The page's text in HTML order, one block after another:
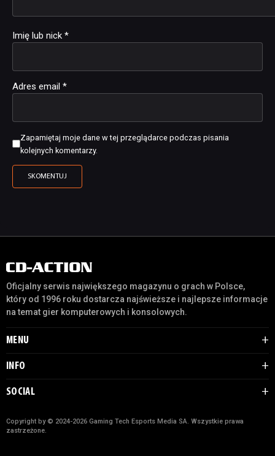
Imię lub nick *
Adres email *
Zapamiętaj moje dane w tej przeglądarce podczas pisania
kolejnych komentarzy.
Oficjalny serwis największego magazynu o grach w Polsce,
który od 1996 roku dostarcza najświeższe i najlepsze informacje
na temat gier komputerowych i konsolowych.
MENU
INFO
SOCIAL
Copyright by © 2024-2026 Gaming Tech Esports Media SA. Wszystkie prawa
zastrzeżone.